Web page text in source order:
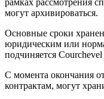
могут архивироваться.
Основные сроки
юридическим или
подчиняется
С момента окончания
контрактам, могут